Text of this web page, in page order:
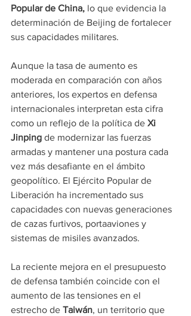
Popular de China, lo que evidencia la
determinación de Beijing de fortalecer
sus capacidades militares.
Aunque la tasa de aumento es
moderada en comparación con años
anteriores, los expertos en defensa
internacionales interpretan esta cifra
como un reflejo de la política de Xi
Jinping de modernizar las fuerzas
armadas y mantener una postura cada
vez más desafiante en el ámbito
geopolítico. El Ejército Popular de
Liberación ha incrementado sus
capacidades con nuevas generaciones
de cazas furtivos, portaaviones y
sistemas de misiles avanzados.
La reciente mejora en el presupuesto
de defensa también coincide con el
aumento de las tensiones en el
estrecho de Taiwán, un territorio que